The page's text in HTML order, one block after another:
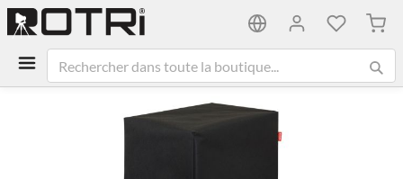
Mon